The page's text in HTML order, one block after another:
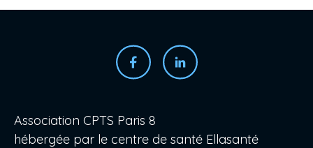
Association CPTS Paris 8
hébergée par le centre de santé Ellasanté